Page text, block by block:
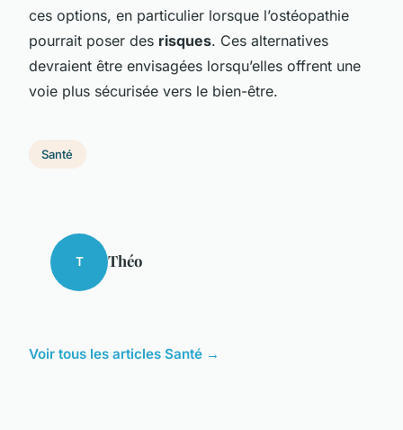
ces options, en particulier lorsque l’ostéopathie
pourrait poser des risques. Ces alternatives
devraient être envisagées lorsqu’elles offrent une
voie plus sécurisée vers le bien-être.
Santé
T Théo
Voir tous les articles Santé →